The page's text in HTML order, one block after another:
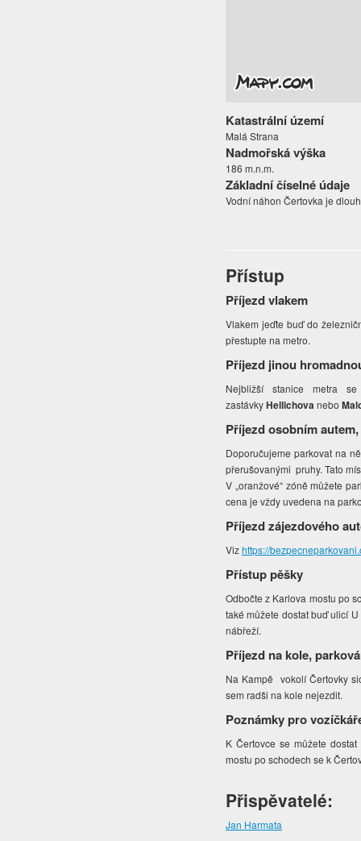
Katastrální území
Malá Strana
Nadmořská výška
186 m.n.m.
Základní číselné údaje
Vodní náhon Čertovka je
Přístup
Příjezd vlakem
Vlakem jeďte buď do
přestupte na metro.
Příjezd jinou
Nejbližší stanice metra
zastávkyHellichovanebo
Příjezd osobním
Doporučujeme parkovat na
přerušovanými pruhy. Tato
V „oranžové“ zóně můžete
cena je vždy uvedena na
Příjezd zájezdového
Vizhttps://
Přístup pěšky
Odbočte z Karlova mostu po
také můžete dostat buď ulicí
nábřeží.
Příjezd na kole,
Na Kampě vokolí Čertovky
sem radši na kole nejezdit.
Poznámky pro
K Čertovce se můžete
mostu po schodech se k
Přispěvatelé:
Jan Harmata